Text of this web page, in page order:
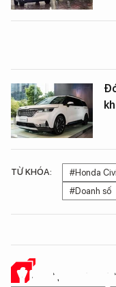
TỪ KHÓA: #Honda
#Doanh số
Ý KIẾN CỦA